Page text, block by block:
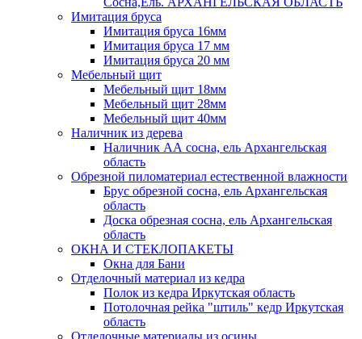
Имитация бруса
Имитация бруса 16мм
Имитация бруса 17 мм
Имитация бруса 20 мм
Мебельный щит
Мебельный щит 18мм
Мебельный щит 28мм
Мебельный щит 40мм
Наличник из дерева
Наличник АА сосна, ель Архангельская
область
Обрезной пиломатериал естественной влажности
Брус обрезной сосна, ель Архангельская
область
Доска обрезная сосна, ель Архангельская
область
ОКНА И СТЕКЛОПАКЕТЫ
Окна для Бани
Отделочный материал из кедра
Полок из кедра Иркутская область
Потолочная рейка "штиль" кедр Иркутская
область
Отделочные материалы из осины